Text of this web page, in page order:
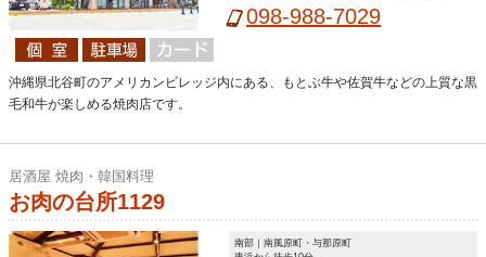
3:00(LO22:30)
098-988-7029
沖縄県北谷町のアメリカンビレッジ内にある、もとぶ牛や佐賀牛などの上質な黒
毛和牛が楽しめる焼肉店です。
居酒屋 焼肉・韓国料理
お肉の台所1129
南部｜南風原町・与那原町